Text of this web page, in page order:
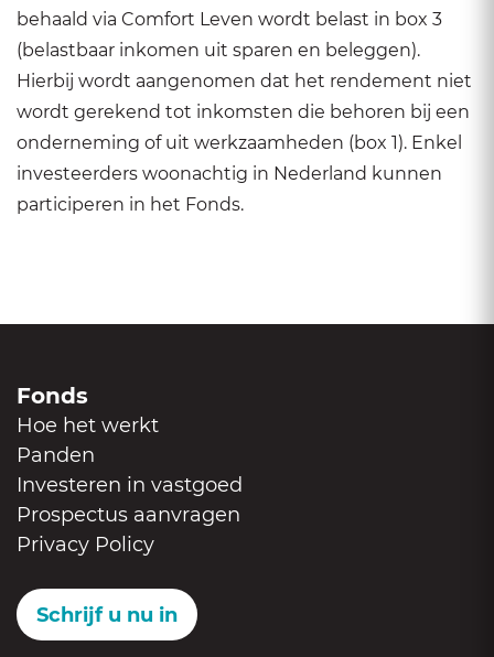
behaald via Comfort Leven wordt belast in box 3
(belastbaar inkomen uit sparen en beleggen).
Hierbij wordt aangenomen dat het rendement niet
wordt gerekend tot inkomsten die behoren bij een
onderneming of uit werkzaamheden (box 1). Enkel
investeerders woonachtig in Nederland kunnen
participeren in het Fonds.
Fonds
Hoe het werkt
Panden
Investeren in vastgoed
Prospectus aanvragen
Privacy Policy
Schrijf u nu in